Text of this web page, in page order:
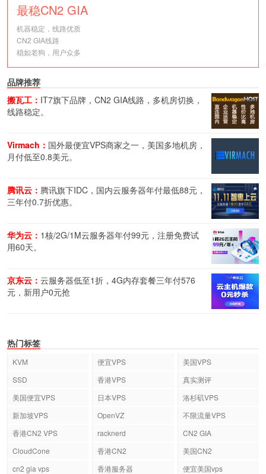
最稳CN2 GIA
机器稳定，线路优质
CN2 GIA线路
稳如老狗，用户众多
品牌推荐
搬瓦工： IT7旗下品牌，CN2 GIA线路，多机房切换，
线路稳定。
Virmach： 国外最便宜VPS商家之一，美国多地机房，
月付低至0.8美元。
腾讯云： 腾讯旗下IDC，国内云服务器年付最低88元，
三年付0.7折优惠。
华为云： 1核/2G/1M云服务器年付99元，注册免费试
用60天。
京东云： 云服务器低至1折，4G内存套餐三年付576
元，新用户0元抢
热门标签
KVM 便宜VPS
美国VPS
SSD
香港VPS
真实测评
美国便宜VPS
日本VPS
洛杉矶VPS
新加坡VPS
OpenVZ
不限流量VPS
香港CN2 VPS
racknerd
CN2 GIA
CloudCone
香港CN2
美国CN2
cn2 gia vps
香港服务器
便宜美国vps